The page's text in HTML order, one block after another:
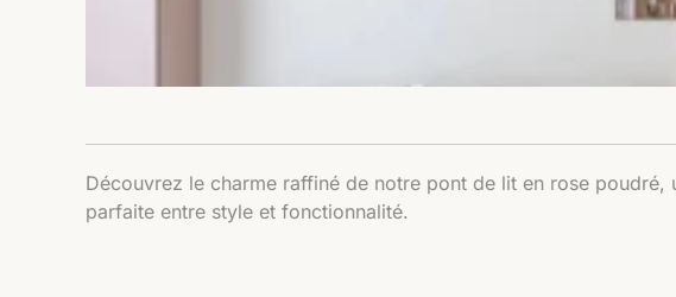
Découvrez le charme raffiné de notre pont de lit en rose poudré,
parfaite entre style et fonctionnalité.